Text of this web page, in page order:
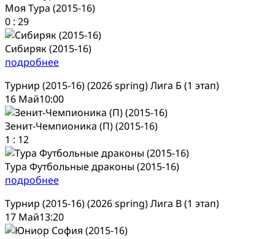
Моя Тура (2015-16)
0 : 29
Сибиряк (2015-16)
подробнее
Турнир (2015-16) (2026 spring) Лига Б (1 этап)
16 Май10:00
Зенит-Чемпионика (П) (2015-16)
1 : 12
Тура Футбольные драконы (2015-16)
подробнее
Турнир (2015-16) (2026 spring) Лига В (1 этап)
17 Май13:20